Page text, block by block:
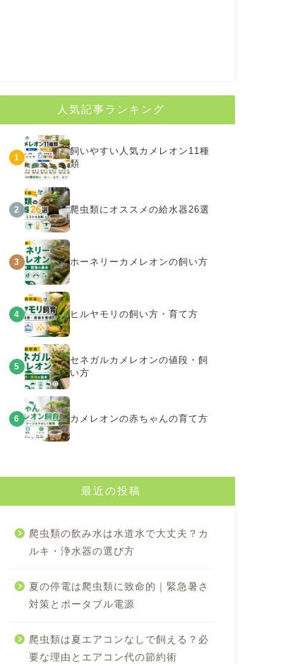
人気記事ランキング
1
飼いやすい人気カメレオン11種
類
2 爬虫類にオススメの給水器26選
3 ホーネリーカメレオンの飼い方
4 ヒルヤモリの飼い方・育て方
5
セネガルカメレオンの値段・飼
い方
6 カメレオンの赤ちゃんの育て方
最近の投稿
爬虫類の飲み水は水道水で大丈夫？カ
ルキ・浄水器の選び方
夏の停電は爬虫類に致命的｜緊急暑さ
対策とポータブル電源
爬虫類は夏エアコンなしで飼える？必
要な理由とエアコン代の節約術